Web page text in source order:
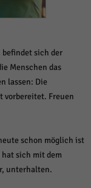
sich der
Menschen das
lassen: Die
vorbereitet. Freuen
schon möglich ist
sich mit dem
unterhalten.
und sind für die